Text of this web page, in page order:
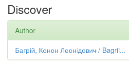
Discover
Author
Багрій, Конон Леонідович / Bagrii...